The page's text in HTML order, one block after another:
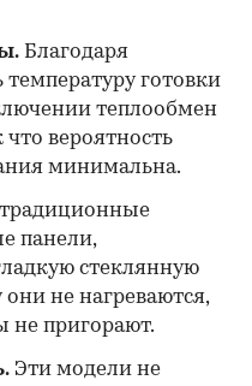
Благодаря
готовки
теплообмен
что вероятность
минимальна.
панели,
стеклянную
они не нагреваются,
не пригорают.
Эти модели не